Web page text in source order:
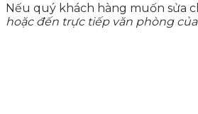
Nếu quý khách hàng muốn sửa
hoặc đến trực tiếp văn phòng